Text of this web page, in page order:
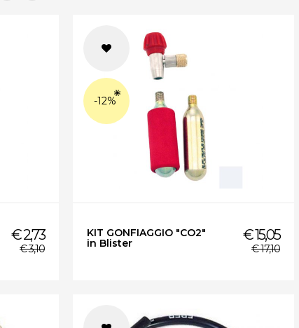
€ 2,73
€ 3,10
-12%
KIT GONFIAGGIO "CO2"
in Blister
€ 15,05
€ 17,10